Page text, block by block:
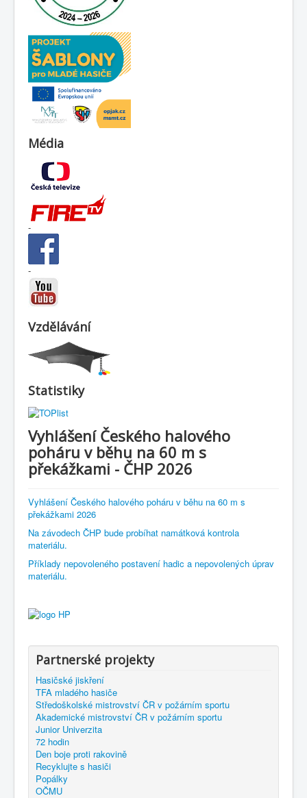
Média
-
-
Vzdělávání
Statistiky
Vyhlášení Českého halového
poháru v běhu na 60 m s
překážkami - ČHP 2026
Vyhlášení Českého halového poháru v běhu na 60 m s
překážkami 2026
Na závodech ČHP bude probíhat namátková kontrola
materiálu.
Příklady nepovoleného postavení hadic a nepovolených úprav
materiálu.
Partnerské projekty
Hasičské jiskření
TFA mladého hasiče
Středoškolské mistrovství ČR v požárním sportu
Akademické mistrovství ČR v požárním sportu
Junior Univerzita
72 hodin
Den boje proti rakovině
Recyklujte s hasiči
Popálky
OČMU